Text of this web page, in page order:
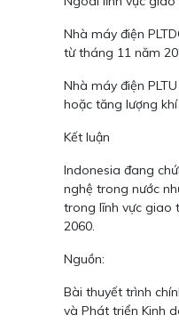
Nhà máy điện
từ tháng 11 năm
Nhà máy điện
hoặc tăng lượng khí
Kết luận
Indonesia đang
nghệ trong nước
trong lĩnh vực giao
2060.
Nguồn:
Bài thuyết trình
và Phát triển Kinh